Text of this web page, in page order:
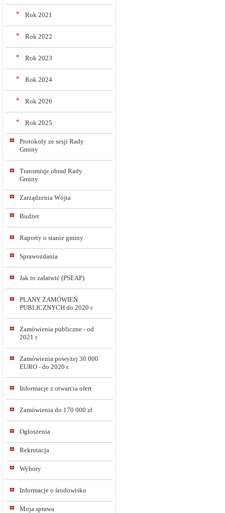
Rok 2021
Rok 2022
Rok 2023
Rok 2024
Rok 2026
Rok 2025
Protokoły ze sesji Rady
Gminy
Transmisje obrad Rady
Gminy
Zarządzenia Wójta
Budżet
Raporty o stanie gminy
Sprawozdania
Jak to załatwić (PSEAP)
PLANY ZAMÓWIEŃ
PUBLICZNYCH do 2020 r
Zamówienia publiczne - od
2021 r.
Zamówienia powyżej 30 000
EURO - do 2020 r.
Informacje z otwarcia ofert
Zamówienia do 170 000 zł
Ogłoszenia
Rekrutacja
Wybory
Informacje o środowisku
Moja sprawa